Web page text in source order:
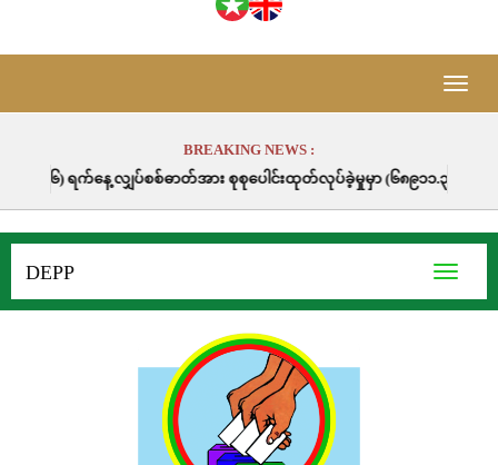
Toggle
BREAKING NEWS :
လျှပ်စစ်ဓာတ်အား စုစုပေါင်းထုတ်လုပ်ခဲ့မှုမှာ (၆၈၉၁၁.၃) မဂ္ဂါဝပ်နာရီဖြစ်ပ
Toggle
DEPP